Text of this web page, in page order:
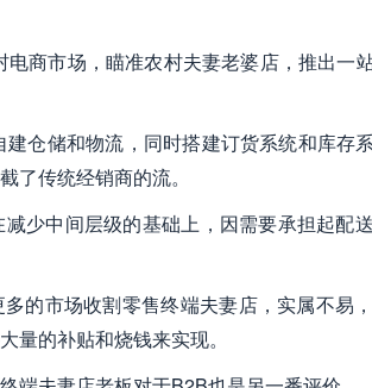
商市场，瞄准农村夫妻老婆店，推出一
仓储和物流，同时搭建订货系统和库存
了传统经销商的流。
少中间层级的基础上，因需要承担起配
的市场收割零售终端夫妻店，实属不易
量的补贴和烧钱来实现。